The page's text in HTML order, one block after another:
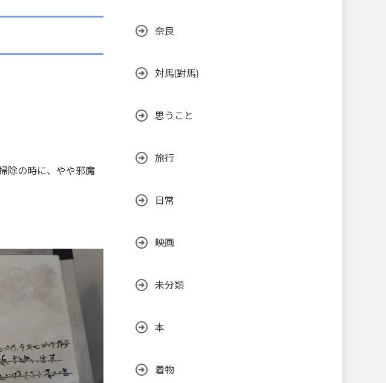
除の時に、やや邪魔
奈良
対馬(對馬)
思うこと
旅行
日常
映画
未分類
本
着物